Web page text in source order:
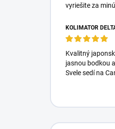
vyriešite za
Kvalitný
jasnou bodkou
Svele sedí na